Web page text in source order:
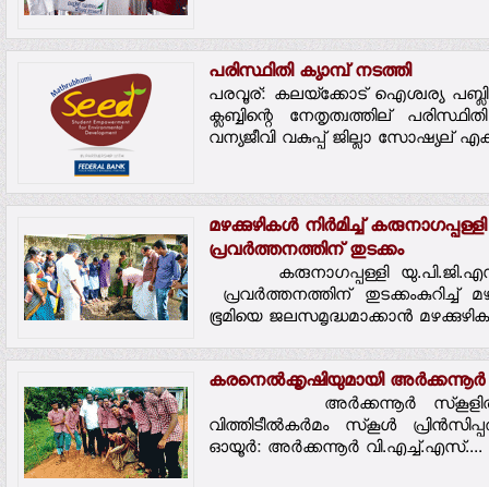
പരിസ്ഥിതി ക്യാമ്പ് നടത്തി
പരവൂര്: കലയ്‌ക്കോട് ഐശ്വര്യ
ക്ലബ്ബിന്റെ നേതൃത്വത്തില്
വന്യജീവി വകുപ്പ് ജില്ലാ സോഷ്യല്
മഴക്കുഴികള്‍ നിര്‍മിച്ച്
പ്രവര്‍ത്തനത്തിന് തുടക്കം
കരുനാഗപ്പള്ളി
പ്രവര്‍ത്തനത്തിന് തുടക്കംകുറിച്ച്
ഭൂമിയെ ജലസമൃദ്ധമാക്കാന്‍
കരനെല്‍ക്കൃഷിയുമായി
അര്‍ക്കന്നൂര്‍ സ്‌കൂളില്‍
വിത്തിടീല്‍കര്‍മം സ്‌കൂള്‍
ഓയൂര്‍: അര്‍ക്കന്നൂര്‍ വി.എച്ച്.എസ്....